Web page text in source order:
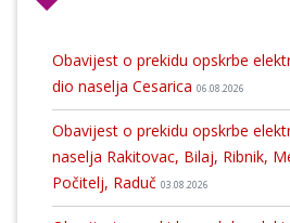
Obavijest o prekidu opskrbe
dio naselja Cesarica 06.08.2026
Obavijest o prekidu opskrbe
naselja Rakitovac, Bilaj, Ribnik,
Počitelj, Raduč 03.08.2026